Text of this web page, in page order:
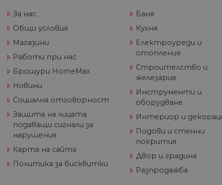
За нас
Общи условия
Магазини
Работи при нас
Брошури HomeMax
Новини
Социална отговорност
Защита на лицата
подаващи сигнали за
нарушения
Карта на сайта
Политика за бисквитки
Баня
Кухня
Електроуреди и
отопление
Строителство и
железария
Инструменти и
оборудване
Интериор и
Подови и стенни
покрития
Двор и градина
Разпродажба
_gat_UA-
60811516-1
_ga_J9P1896266
_ga